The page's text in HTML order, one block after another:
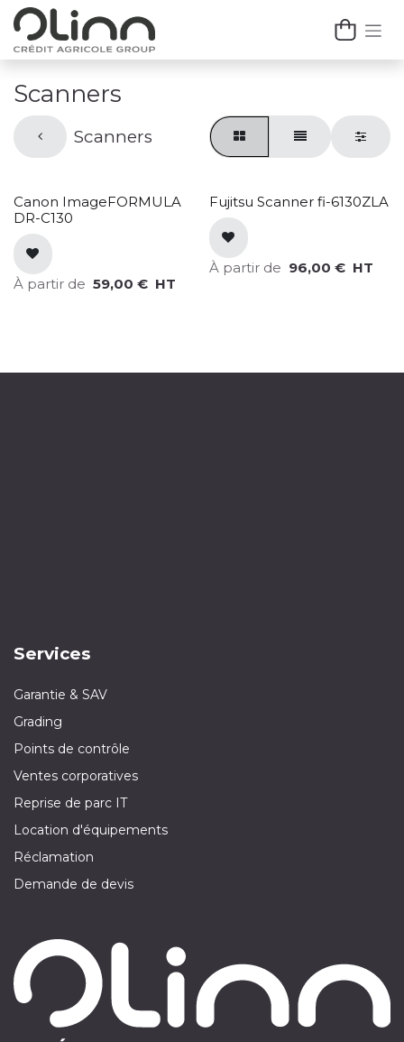
Se rendre au contenu
Scanners
Scanners
Canon ImageFORMULA
DR-C130
À partir de 59,00 € HT
Fujitsu Scanner fi-6130ZLA
À partir de 96,00 € HT
Services
Garantie & SAV
Grading
Points de contrôle
Ventes corporatives
Reprise de parc IT
Location d'équipements
Réclamation
Demande de devis